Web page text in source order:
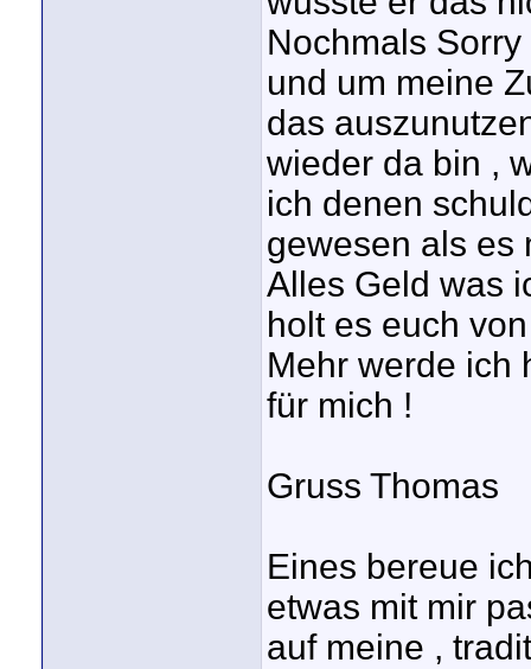
Nochmals
und um meine
das
wieder da bin ,
ich denen
gewesen als es
Alles Geld was
holt es euch
Mehr werde ich
für mich !
Gruss Thomas
Eines bereue
etwas mit mir
auf meine ,